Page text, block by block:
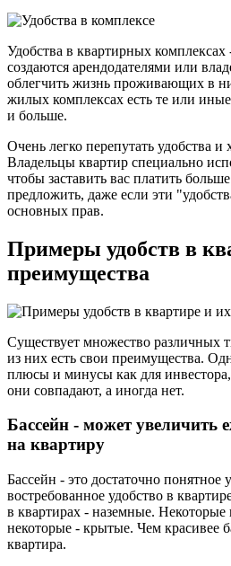
Удобства в квартирных комплексах
создаются арендодателями или
облегчить жизнь проживающих в
жилых комплексах есть те или иные
и больше.
Очень легко перепутать удобства и
Владельцы квартир специально
чтобы заставить вас платить
предложить, даже если эти
основных прав.
Примеры удобств в
преимущества
Существует множество различных
из них есть свои преимущества.
плюсы и минусы как для
они совпадают, а иногда нет.
Бассейн - может увеличить
на квартиру
Бассейн - это достаточно понятное
востребованное удобство в
в квартирах - наземные. Некоторые
некоторые - крытые. Чем красивее
квартира.